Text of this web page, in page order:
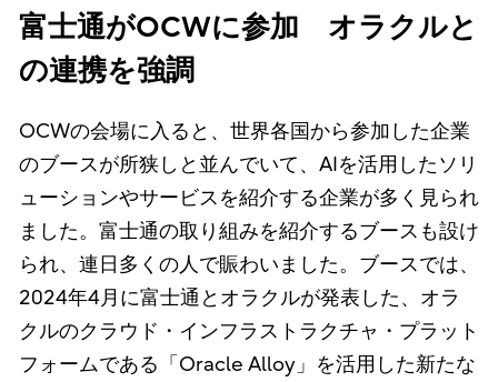
富士通がOCWに参加 オラクルと
の連携を強調
OCWの会場に入ると、世界各国から参加した企業
のブースが所狭しと並んでいて、AIを活用したソリ
ューションやサービスを紹介する企業が多く見られ
ました。富士通の取り組みを紹介するブースも設け
られ、連日多くの人で賑わいました。ブースでは、
2024年4月に富士通とオラクルが発表した、オラ
クルのクラウド・インフラストラクチャ・プラット
フォームである「Oracle Alloy」を活用した新たな